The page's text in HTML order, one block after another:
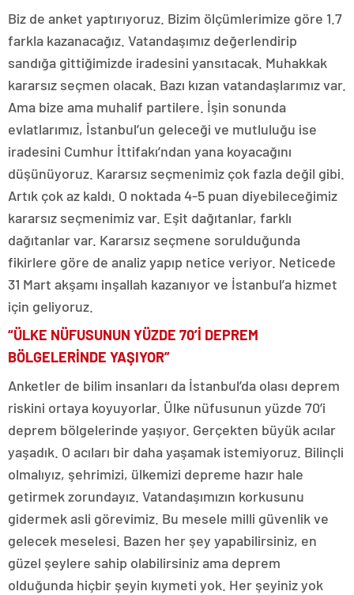
Biz de anket yaptırıyoruz. Bizim ölçümlerimize göre 1.7
farkla kazanacağız. Vatandaşımız değerlendirip
sandığa gittiğimizde iradesini yansıtacak. Muhakkak
kararsız seçmen olacak. Bazı kızan vatandaşlarımız var.
Ama bize ama muhalif partilere. İşin sonunda
evlatlarımız, İstanbul’un geleceği ve mutluluğu ise
iradesini Cumhur İttifakı’ndan yana koyacağını
düşünüyoruz. Kararsız seçmenimiz çok fazla değil gibi.
Artık çok az kaldı. O noktada 4-5 puan diyebileceğimiz
kararsız seçmenimiz var. Eşit dağıtanlar, farklı
dağıtanlar var. Kararsız seçmene sorulduğunda
fikirlere göre de analiz yapıp netice veriyor. Neticede
31 Mart akşamı inşallah kazanıyor ve İstanbul’a hizmet
için geliyoruz.
“ÜLKE NÜFUSUNUN YÜZDE 70’İ DEPREM
BÖLGELERİNDE YAŞIYOR”
Anketler de bilim insanları da İstanbul’da olası deprem
riskini ortaya koyuyorlar. Ülke nüfusunun yüzde 70’i
deprem bölgelerinde yaşıyor. Gerçekten büyük acılar
yaşadık. O acıları bir daha yaşamak istemiyoruz. Bilinçli
olmalıyız, şehrimizi, ülkemizi depreme hazır hale
getirmek zorundayız. Vatandaşımızın korkusunu
gidermek asli görevimiz. Bu mesele milli güvenlik ve
gelecek meselesi. Bazen her şey yapabilirsiniz, en
güzel şeylere sahip olabilirsiniz ama deprem
olduğunda hiçbir şeyin kıymeti yok. Her şeyiniz yok